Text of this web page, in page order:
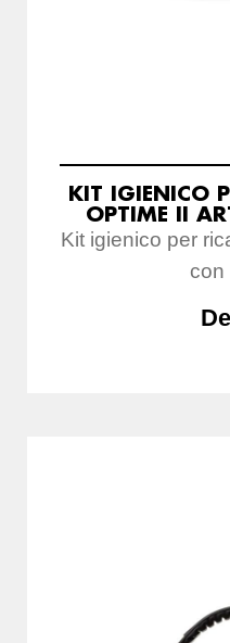
KIT IGIENICO
OPTIME II
Kit igienico per
con